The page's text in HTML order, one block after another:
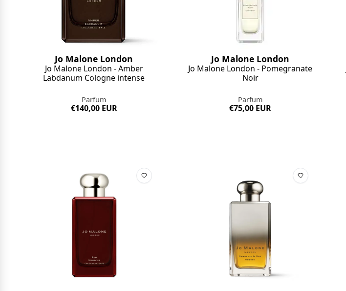
Jo Malone London
Jo Malone London - Amber
Labdanum Cologne intense
Parfum
€140,00 EUR
Jo Malone London
Jo Malone London - Pomegranate
Noir
Parfum
€75,00 EUR